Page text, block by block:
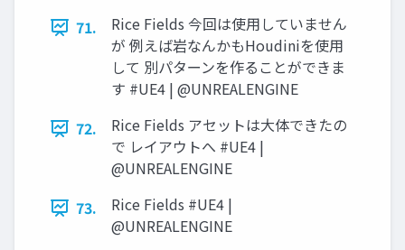
71.
Rice Fields 今回は使用していません
が 例えば岩なんかもHoudiniを使用
して 別パターンを作ることができま
す #UE4 | @UNREALENGINE
72.
Rice Fields アセットは大体できたの
で レイアウトへ #UE4 |
@UNREALENGINE
73.
Rice Fields #UE4 |
@UNREALENGINE